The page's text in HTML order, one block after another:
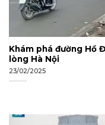
Khám phá đường Hồ
lòng Hà Nội
23/02/2025